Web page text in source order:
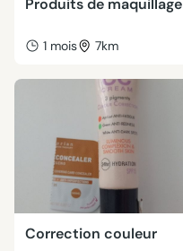
Produits de maquillage
1 mois 7km
Correction couleur